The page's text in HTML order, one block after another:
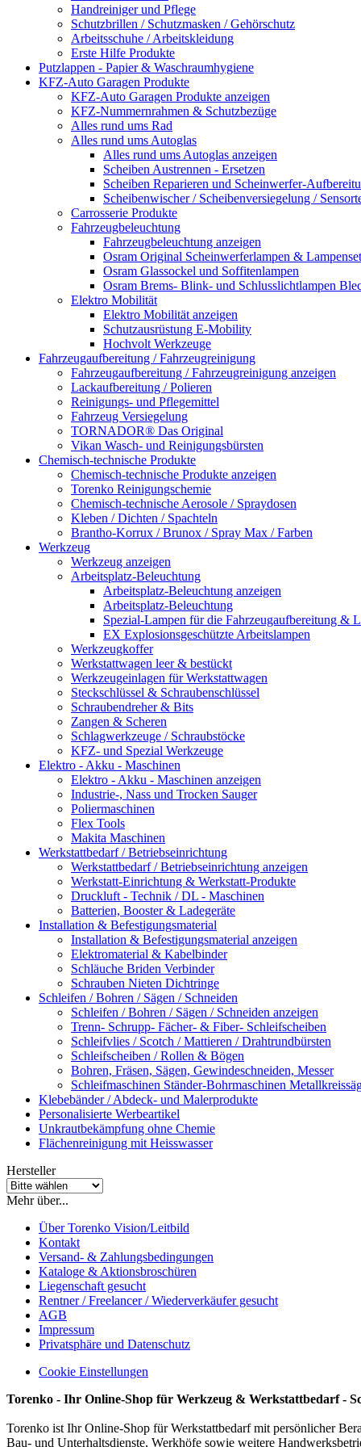
Handreiniger und Pflege
Schutzbrillen / Schutzmasken / Gehörschutz
Arbeitsschuhe / Arbeitskleidung
Erste Hilfe Produkte
Putzlappen - Papier & Waschraumhygiene
KFZ-Auto Garagen Produkte
KFZ-Auto Garagen Produkte anzeigen
KFZ-Nummernrahmen & Schutzbezüge
Alles rund ums Rad
Alles rund ums Autoglas
Alles rund ums Autoglas anzeigen
Scheiben Austrennen - Ersetzen
Scheiben Reparieren und Scheinwerfer-
Scheibenwischer / Scheibenversiegelung /
Carrosserie Produkte
Fahrzeugbeleuchtung
Fahrzeugbeleuchtung anzeigen
Osram Original Scheinwerferlampen &
Osram Glassockel und Soffitenlampen
Osram Brems- Blink- und Schlusslichtlampen
Elektro Mobilität
Elektro Mobilität anzeigen
Schutzausrüstung E-Mobility
Hochvolt Werkzeuge
Fahrzeugaufbereitung / Fahrzeugreinigung
Fahrzeugaufbereitung / Fahrzeugreinigung anzeigen
Lackaufbereitung / Polieren
Reinigungs- und Pflegemittel
Fahrzeug Versiegelung
TORNADOR® Das Original
Vikan Wasch- und Reinigungsbürsten
Chemisch-technische Produkte
Chemisch-technische Produkte anzeigen
Torenko Reinigungschemie
Chemisch-technische Aerosole / Spraydosen
Kleben / Dichten / Spachteln
Brantho-Korrux / Brunox / Spray Max / Farben
Werkzeug
Werkzeug anzeigen
Arbeitsplatz-Beleuchtung
Arbeitsplatz-Beleuchtung anzeigen
Arbeitsplatz-Beleuchtung
Spezial-Lampen für die Fahrzeugaufbereitung &
EX Explosionsgeschützte Arbeitslampen
Werkzeugkoffer
Werkstattwagen leer & bestückt
Werkzeugeinlagen für Werkstattwagen
Steckschlüssel & Schraubenschlüssel
Schraubendreher & Bits
Zangen & Scheren
Schlagwerkzeuge / Schraubstöcke
KFZ- und Spezial Werkzeuge
Elektro - Akku - Maschinen
Elektro - Akku - Maschinen anzeigen
Industrie-, Nass und Trocken Sauger
Poliermaschinen
Flex Tools
Makita Maschinen
Werkstattbedarf / Betriebseinrichtung
Werkstattbedarf / Betriebseinrichtung anzeigen
Werkstatt-Einrichtung & Werkstatt-Produkte
Druckluft - Technik / DL - Maschinen
Batterien, Booster & Ladegeräte
Installation & Befestigungsmaterial
Installation & Befestigungsmaterial anzeigen
Elektromaterial & Kabelbinder
Schläuche Briden Verbinder
Schrauben Nieten Dichtringe
Schleifen / Bohren / Sägen / Schneiden
Schleifen / Bohren / Sägen / Schneiden anzeigen
Trenn- Schrupp- Fächer- & Fiber- Schleifscheiben
Schleifvlies / Scotch / Mattieren / Drahtrundbürsten
Schleifscheiben / Rollen & Bögen
Bohren, Fräsen, Sägen, Gewindeschneiden, Messer
Schleifmaschinen Ständer-Bohrmaschinen
Klebebänder / Abdeck- und Malerprodukte
Personalisierte Werbeartikel
Unkrautbekämpfung ohne Chemie
Flächenreinigung mit Heisswasser
Hersteller
Mehr über...
Über Torenko Vision/Leitbild
Kontakt
Versand- & Zahlungsbedingungen
Kataloge & Aktionsbroschüren
Liegenschaft gesucht
Rentner / Freelancer / Wiederverkäufer gesucht
AGB
Impressum
Privatsphäre und Datenschutz
Cookie Einstellungen
Torenko - Ihr Online-Shop für Werkzeug & Werkstattbedarf -
Torenko ist Ihr Online-Shop für Werkstattbedarf mit persönlicher
Bau- und Unterhaltsdienste, Werkhöfe sowie weitere